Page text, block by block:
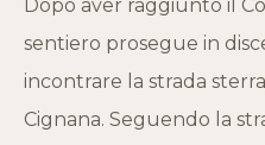
Dopo aver raggiunto il
sentiero prosegue in
incontrare la strada
Cignana. Seguendo la